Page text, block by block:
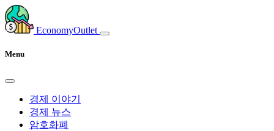
EconomyOutlet
Menu
경제 이야기
경제 뉴스
암호화폐